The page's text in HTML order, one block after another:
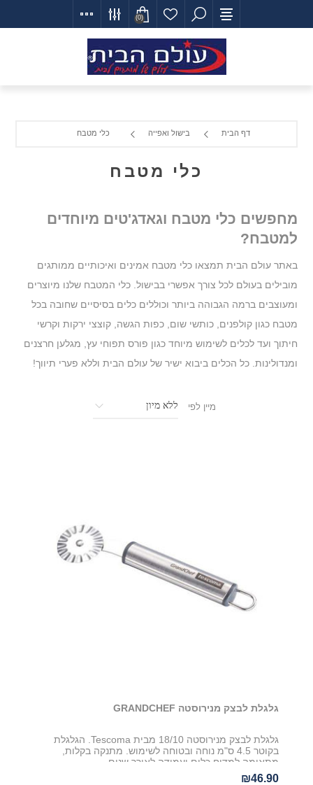
(0)
דף הבית בישול ואפייה כלי מטבח
כלי מטבח
מחפשים כלי מטבח וגאדג'טים מיוחדים
למטבח?
באתר עולם הבית תמצאו כלי מטבח אמינים ואיכותיים ממותגים
מובילים בעולם לכל צורך אפשרי בבישול. כלי המטבח שלנו מיוצרים
ומעוצבים ברמה הגבוהה ביותר וכוללים כלים בסיסיים שחובה בכל
מטבח כגון קולפנים, כותשי שום, כפות הגשה, קוצצי ירקות וקרשי
חיתוך ועד לכלים לשימוש מיוחד כגון פורס תפוחי עץ, מגלען חרצנים
ומנדולינות. כל הכלים ביבוא ישיר של עולם הבית וללא פערי תיווך!
מיין לפי
גלגלת לבצק מנירוסטה GRANDCHEF
גלגלת לבצק מנירוסטה 18/10 מבית Tescoma. הגלגלת
בקוטר 4.5 ס"מ נוחה ובטוחה לשימוש. מתנקה בקלות,
מתאימה למדיח כלים ועמידה לאורך שנים
₪46.90